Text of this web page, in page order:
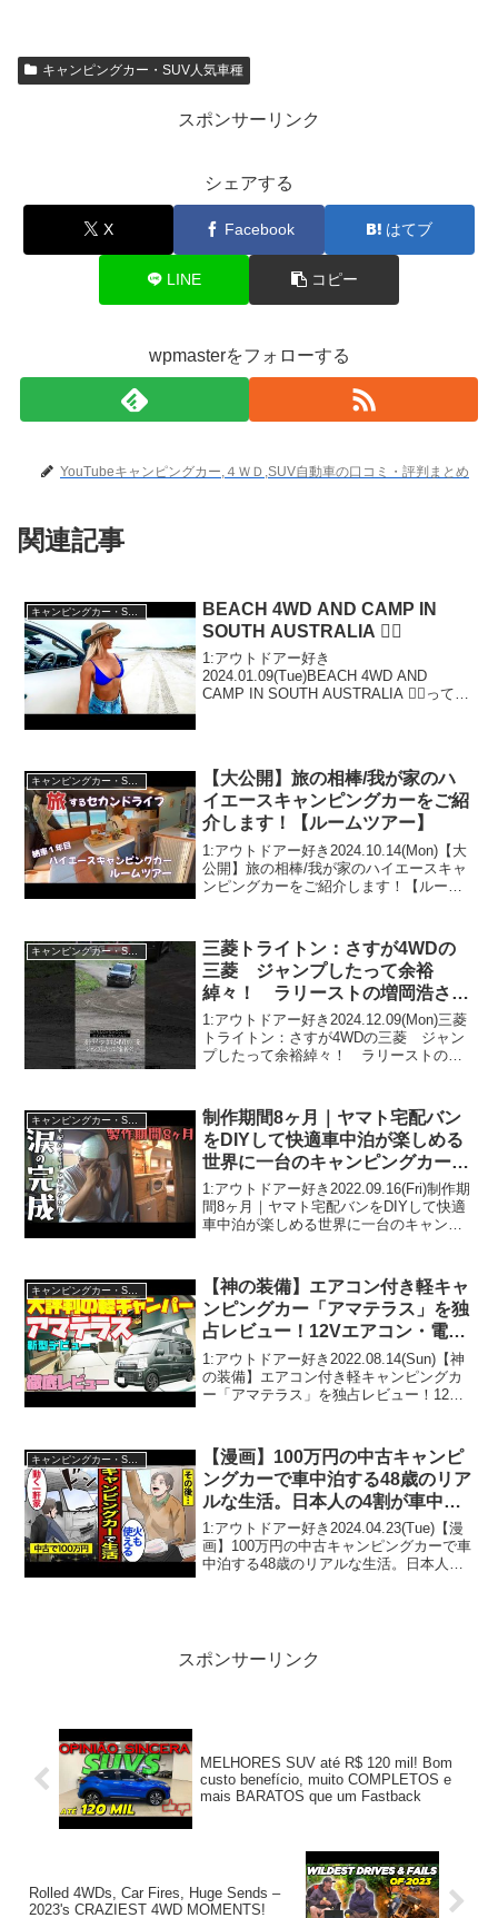
キャンピングカー・SUV人気車種
スポンサーリンク
シェアする
X Facebook はてブ
LINE コピー
wpmasterをフォローする
YouTubeキャンピングカー,４ＷＤ,SUV自動車の口コミ・評判まとめ
関連記事
BEACH 4WD AND CAMP IN
SOUTH AUSTRALIA 👌🏼
1:アウトドアー好き
2024.01.09(Tue)BEACH 4WD AND
CAMP IN SOUTH AUSTRALIA 👌🏼って人
キャンピングカー・SUV人気車種
【大公開】旅の相棒/我が家のハ
イエースキャンピングカーをご紹
介します！【ルームツアー】
1:アウトドアー好き2024.10.14(Mon)【大
公開】旅の相棒/我が家のハイエースキャ
ンピングカーをご紹介します！【ルーム
2024.10.14(Mon)この動画は注目...
キャンピングカー・SUV人気車種
三菱トライトン：さすが4WDの
三菱 ジャンプしたって余裕
綽々！ ラリーストの増岡浩さん
がドライビングを披露！ CG編
集部の竹下元太郎がレビューしま
す #shorts
1:アウトドアー好き2024.12.09(Mon)三菱
トライトン：さすが4WDの三菱 ジャン
プしたって余裕綽々！ ラリーストの増
#shortsって人気で話題らしいぞ、見...
キャンピングカー・SUV人気車種
制作期間8ヶ月｜ヤマト宅配バン
をDIYして快適車中泊が楽しめる
世界に一台のキャンピングカーが
遂に完成！
1:アウトドアー好き2022.09.16(Fri)制作期
間8ヶ月｜ヤマト宅配バンをDIYして快適
車中泊が楽しめる世界に一台のキャンピ
ー好き2022.09.16(Fri...
【神の装備】エアコン付き軽キャ
ンピングカー「アマテラス」を独
占レビュー！12Vエアコン・電子
レンジ・リチウムイオンバッテリ
ー・冷蔵庫を搭載の軽キャンパ
ー！タイムトラベルカンパニー
1:アウトドアー好き2022.08.14(Sun)【神
の装備】エアコン付き軽キャンピングカ
ー「アマテラス」を独占レビュー！12V
ー！タイムトラベルカンパニー発・快適
車中...
キャンピングカー・SUV人気車種
【漫画】100万円の中古キャンピ
ングカーで車中泊する48歳のリア
ルな生活。日本人の4割が車中
泊…車内で飯を作る…【メシのタ
ネ】
1:アウトドアー好き2024.04.23(Tue)【漫
画】100万円の中古キャンピングカーで車
中泊する48歳のリアルな生活。日本人の4
スポンサーリンク
MELHORES SUV até R$ 120 mil! Bom
custo benefício, muito COMPLETOS e
mais BARATOS que um Fastback
Rolled 4WDs, Car Fires, Huge Sends –
2023's CRAZIEST 4WD MOMENTS!